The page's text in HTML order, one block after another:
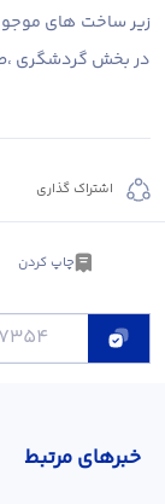
زیر ساخت های
در بخش گردشگری
اشتراک گذاری
چاپ کردن
خبر‌های مرتبط